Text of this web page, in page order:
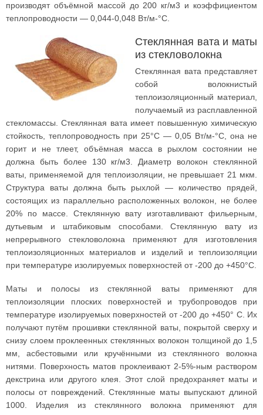
производят объёмной массой до 200 кг/м3 и коэффициентом
теплопроводности — 0,044-0,048 Вт/м-°С.
Стеклянная вата и маты
из стекловолокна
Стеклянная вата представляет
собой волокнистый
теплоизоляционный материал,
получаемый из расплавленной
стекломассы. Стеклянная вата имеет повышенную химическую
стойкость, теплопроводность при 25°С — 0,05 Вт/м-°С, она не
горит и не тлеет, объёмная масса в рыхлом состоянии не
должна быть более 130 кг/м3. Диаметр волокон стеклянной
ваты, применяемой для теплоизоляции, не превышает 21 мкм.
Структура ваты должна быть рыхлой — количество прядей,
состоящих из параллельно расположенных волокон, не более
20% по массе. Стеклянную вату изготавливают фильерным,
дутьевым и штабиковым способами. Стеклянную вату из
непрерывного стекловолокна применяют для изготовления
теплоизоляционных материалов и изделий и теплоизоляции
при температуре изолируемых поверхностей от -200 до +450°С.
Маты и полосы из стеклянной ваты применяют для
теплоизоляции плоских поверхностей и трубопроводов при
температуре изолируемых поверхностей от -200 до +450° С. Их
получают путём прошивки стеклянной ваты, покрытой сверху и
снизу слоем проклеенных стеклянных волокон толщиной до 1,5
мм, асбестовыми или кручёнными из стеклянного волокна
нитями. Поверхность матов проклеивают 2-5%-ным раствором
декстрина или другого клея. Этот слой предохраняет маты и
полосы от повреждений. Стеклянные маты выпускают длиной
1000. Изделия из стеклянного волокна применяют для